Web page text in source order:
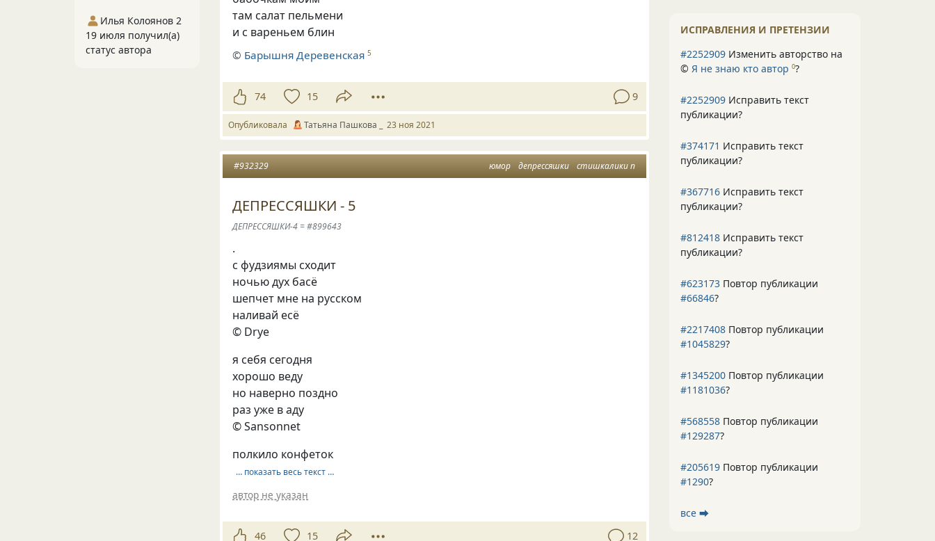
там салат пельмени
и с вареньем блин
© Барышня Деревенская 5
74 15 9
Опубликовала Татьяна Пашкова _ 23 ноя 2021
юмор депрессяшки стишкалики п
#932329
ДЕПРЕССЯШКИ - 5
ДЕПРЕССЯШКИ-4 = #899643
.
с фудзиямы сходит
ночью дух басё
шепчет мне на русском
наливай есё
© Drye
я себя сегодня
хорошо веду
но наверно поздно
раз уже в аду
© Sansonnet
полкило конфеток
… показать весь текст …
автор не указан
46 15 12
ИСПРАВЛЕНИЯ И ПРЕТЕНЗИИ
#2252909 Изменить авторство на
© Я не знаю кто автор 0?
#2252909 Исправить текст
публикации?
#374171 Исправить текст
публикации?
#367716 Исправить текст
публикации?
#812418 Исправить текст
публикации?
#623173 Повтор публикации
#66846?
#2217408 Повтор публикации
#1045829?
#1345200 Повтор публикации
#1181036?
#568558 Повтор публикации
#129287?
#205619 Повтор публикации
#1290?
все ⮕
Илья Колоянов 2
19 июля получил(а)
статус автора